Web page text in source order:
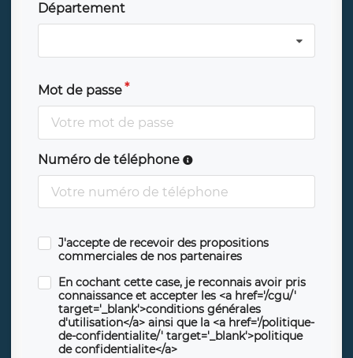
Département
Mot de passe
Numéro de téléphone
J'accepte de recevoir des propositions
commerciales de nos partenaires
En cochant cette case, je reconnais avoir pris
connaissance et accepter les <a href='/cgu/'
target='_blank'>conditions générales
d'utilisation</a> ainsi que la <a href='/politique-
de-confidentialite/' target='_blank'>politique
de confidentialite</a>